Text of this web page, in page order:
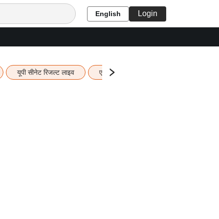
English Login
यूपी सीनेट रिजल्ट लाइव एचबीएसई 12वीं का रिजल्ट लाइव